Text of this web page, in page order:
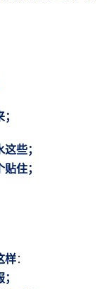
些；
住；
样：